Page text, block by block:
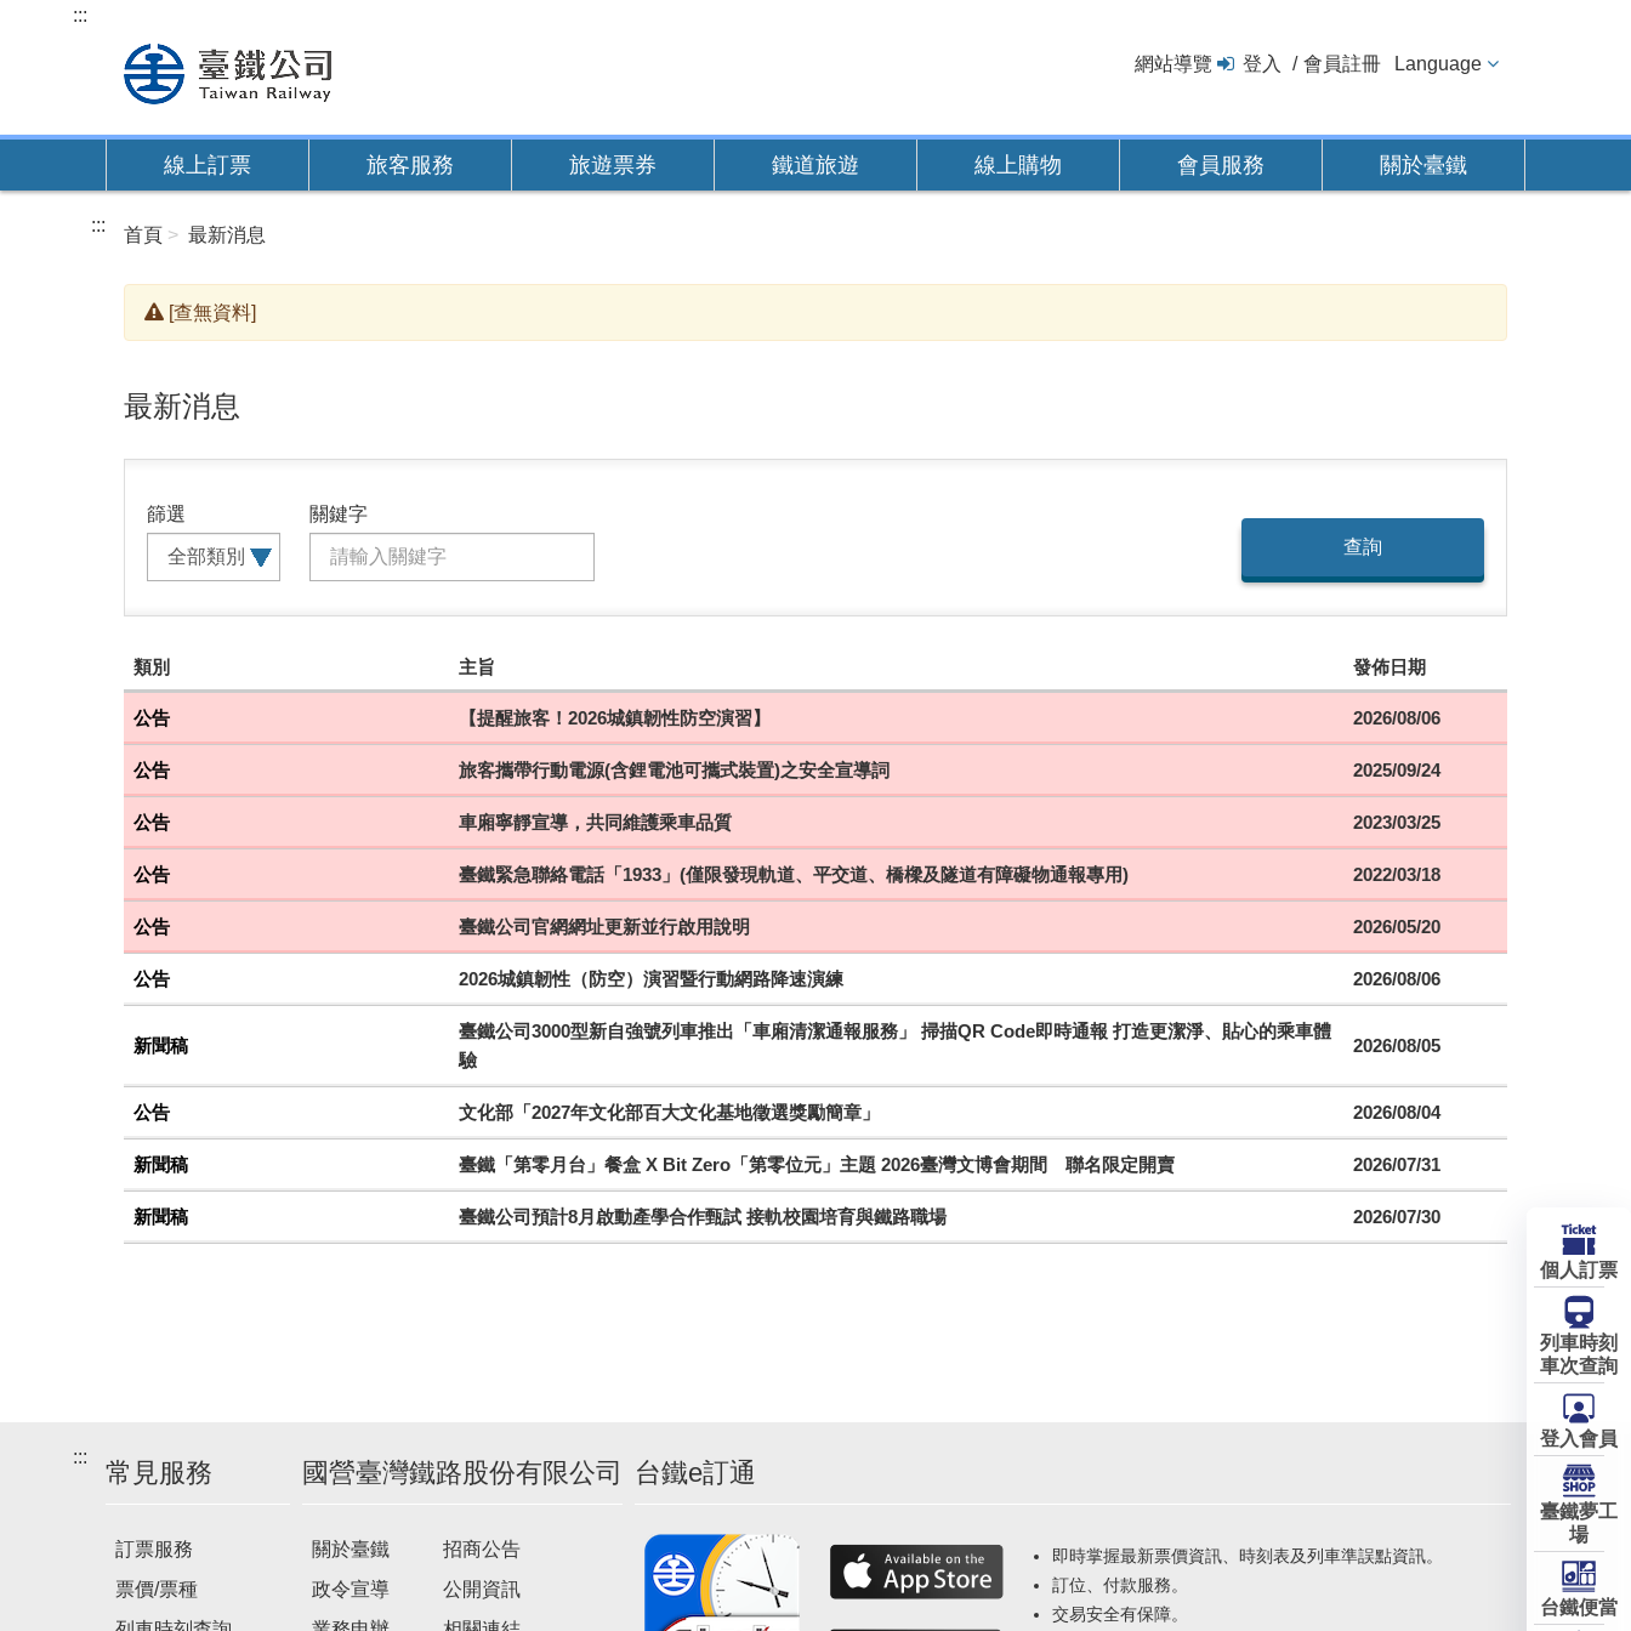
內
:::
網站導覽 登入 會員註冊 Language
線上訂票 旅客服務 旅遊票券 鐵道旅遊 線上購物 會員服務 關於臺鐵
::: 首頁 最新消息
[查無資料]
最新消息
篩選
關鍵字
查詢
建
議
搭
乘
車
次
類別 主旨 發佈日期
公告 【提醒旅客！2026城鎮韌性防空演習】 2026/08/06
公告 旅客攜帶行動電源(含鋰電池可攜式裝置)之安全宣導詞 2025/09/24
公告 車廂寧靜宣導，共同維護乘車品質 2023/03/25
公告 臺鐵緊急聯絡電話「1933」(僅限發現軌道、平交道、橋樑及隧道有障礙物通報專用) 2022/03/18
公告 臺鐵公司官網網址更新並行啟用說明 2026/05/20
公告 2026城鎮韌性（防空）演習暨行動網路降速演練 2026/08/06
新聞稿
臺鐵公司3000型新自強號列車推出「車廂清潔通報服務」 掃描QR Code即時通報 打造更潔淨、貼心的乘車體
驗
2026/08/05
公告 文化部「2027年文化部百大文化基地徵選獎勵簡章」 2026/08/04
新聞稿 臺鐵「第零月台」餐盒 X Bit Zero「第零位元」主題 2026臺灣文博會期間 聯名限定開賣 2026/07/31
新聞稿 臺鐵公司預計8月啟動產學合作甄試 接軌校園培育與鐵路職場 2026/07/30
:::
常見服務
訂票服務
票價/票種
國營臺灣鐵路股份有限公司
關於臺鐵
政令宣導
招商公告
公開資訊
台鐵e訂通
即時掌握最新票價資訊、時刻表及列車準誤點資訊。
訂位、付款服務。
交易安全有保障。
個人訂票
列車時刻
車次查詢
登入會員
臺鐵夢工
場
台鐵便當